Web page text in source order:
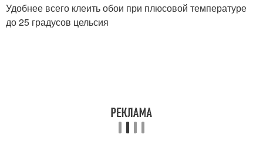
Удобнее всего клеить обои при плюсовой температуре
до 25 градусов цельсия